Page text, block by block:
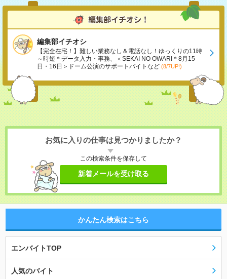
編集部イチオシ
【完全在宅！】難しい業務なし＆電話なし！ゆっくりの11時
～時短＊データ入力・事務、＜SEKAI NO OWARI＊8月15
日・16日＞ドーム公演のサポートバイトなど (8/7UP!)
お気に入りの仕事は見つかりましたか？
この検索条件を保存して
新着メールを受け取る
かんたん検索はこちら
エンバイトTOP
人気のバイト